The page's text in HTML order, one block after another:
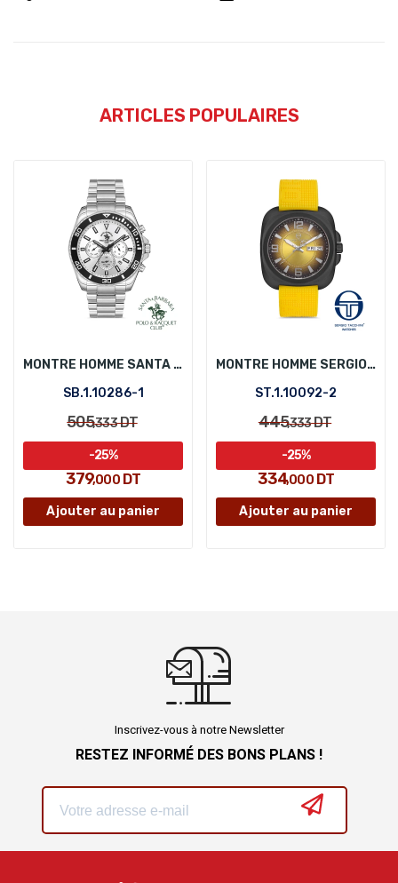
ARTICLES POPULAIRES
MONTRE HOMME SANTA BARBARA POLO SB.1.10286-1
SB.1.10286-1
505,333DT
379,000DT
-25%
Ajouter au panier
MONTRE HOMME SERGIO TACCHINI ST.1.10092-2
ST.1.10092-2
445,333DT
334,000DT
-25%
Ajouter au panier
Inscrivez-vous à notre Newsletter
RESTEZ INFORMÉ DES BONS PLANS !